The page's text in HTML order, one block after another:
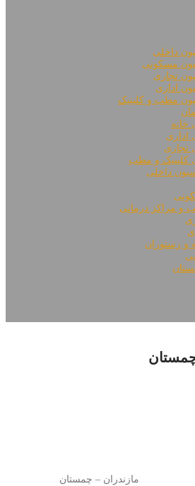
داخلی
مسکونی
تجاری
اداری
مطب و کلینیک
خانه
اداری
تجاری
کلینیک و مطب
داخلی
و مراکز درمانی
و رستوران
چمستان
– چمستان